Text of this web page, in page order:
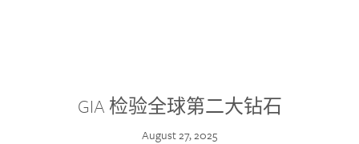
GIA 检验全球第二大钻石
August 27, 2025